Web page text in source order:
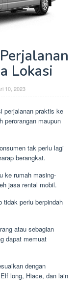
Lokasi
10, 2023
perjalanan praktis ke
perorangan maupun
tak perlu lagi
berangkat.
ke rumah masing-
jasa rental mobil.
tidak perlu berpindah
atau sebagian
dapat memuat
dengan
long, Hiace, dan lain